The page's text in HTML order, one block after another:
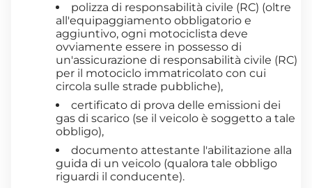
polizza di responsabilità civile (RC) (oltre
all'equipaggiamento obbligatorio e
aggiuntivo, ogni motociclista deve
ovviamente essere in possesso di
un'assicurazione di responsabilità civile (RC)
per il motociclo immatricolato con cui
circola sulle strade pubbliche),
certificato di prova delle emissioni dei
gas di scarico (se il veicolo è soggetto a tale
obbligo),
documento attestante l'abilitazione alla
guida di un veicolo (qualora tale obbligo
riguardi il conducente).